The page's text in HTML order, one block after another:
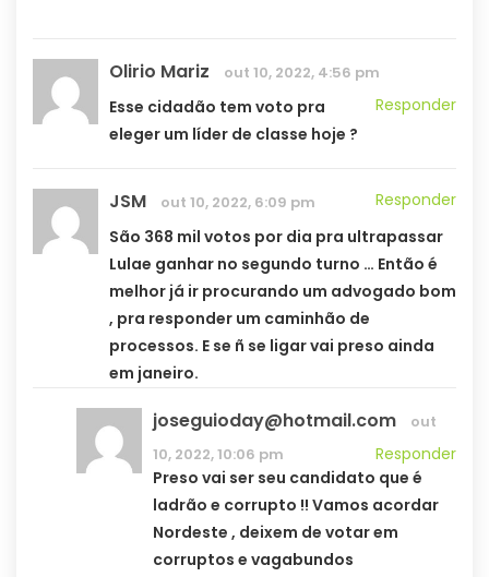
Olirio Mariz out 10, 2022, 4:56 pm
Responder
Esse cidadão tem voto pra
eleger um líder de classe hoje ?
JSM out 10, 2022, 6:09 pm
Responder
São 368 mil votos por dia pra ultrapassar
Lulae ganhar no segundo turno … Então é
melhor já ir procurando um advogado bom
, pra responder um caminhão de
processos. E se ñ se ligar vai preso ainda
em janeiro.
joseguioday@hotmail.com
out
10, 2022, 10:06 pm
Responder
Preso vai ser seu candidato que é
ladrão e corrupto !! Vamos acordar
Nordeste , deixem de votar em
corruptos e vagabundos